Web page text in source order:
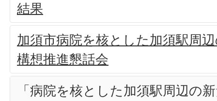
結果
加須市病院を核とした加須駅周
構想推進懇話会
「病院を核とした加須駅周辺の